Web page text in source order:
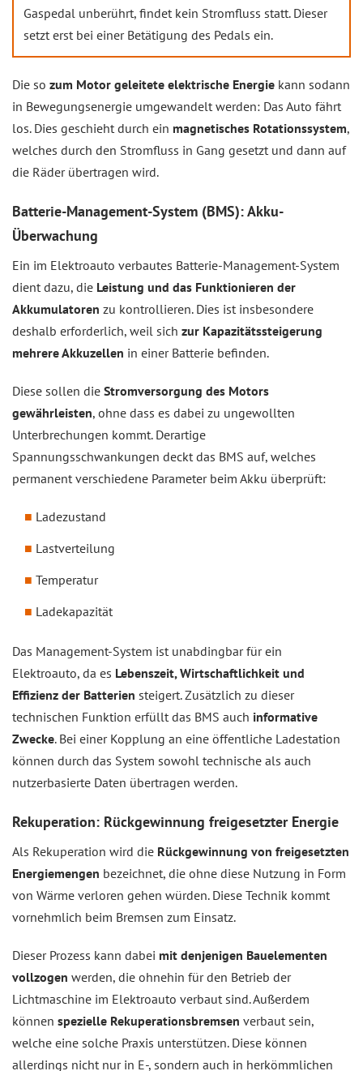
Gaspedal unberührt, findet kein Stromfluss statt. Dieser
setzt erst bei einer Betätigung des Pedals ein.
Die so zum Motor geleitete elektrische Energie kann sodann
in Bewegungsenergie umgewandelt werden: Das Auto fährt
los. Dies geschieht durch ein magnetisches Rotationssystem,
welches durch den Stromfluss in Gang gesetzt und dann auf
die Räder übertragen wird.
Batterie-Management-System (BMS): Akku-
Überwachung
Ein im Elektroauto verbautes Batterie-Management-System
dient dazu, die Leistung und das Funktionieren der
Akkumulatoren zu kontrollieren. Dies ist insbesondere
deshalb erforderlich, weil sich zur Kapazitätssteigerung
mehrere Akkuzellen in einer Batterie befinden.
Diese sollen die Stromversorgung des Motors
gewährleisten, ohne dass es dabei zu ungewollten
Unterbrechungen kommt. Derartige
Spannungsschwankungen deckt das BMS auf, welches
permanent verschiedene Parameter beim Akku überprüft:
Ladezustand
Lastverteilung
Temperatur
Ladekapazität
Das Management-System ist unabdingbar für ein
Elektroauto, da es Lebenszeit, Wirtschaftlichkeit und
Effizienz der Batterien steigert. Zusätzlich zu dieser
technischen Funktion erfüllt das BMS auch informative
Zwecke. Bei einer Kopplung an eine öffentliche Ladestation
können durch das System sowohl technische als auch
nutzerbasierte Daten übertragen werden.
Rekuperation: Rückgewinnung freigesetzter Energie
Als Rekuperation wird die Rückgewinnung von freigesetzten
Energiemengen bezeichnet, die ohne diese Nutzung in Form
von Wärme verloren gehen würden. Diese Technik kommt
vornehmlich beim Bremsen zum Einsatz.
Dieser Prozess kann dabei mit denjenigen Bauelementen
vollzogen werden, die ohnehin für den Betrieb der
Lichtmaschine im Elektroauto verbaut sind. Außerdem
können spezielle Rekuperationsbremsen verbaut sein,
welche eine solche Praxis unterstützen. Diese können
allerdings nicht nur in E-, sondern auch in herkömmlichen